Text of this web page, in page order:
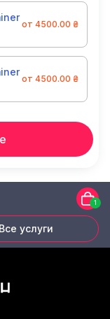
от 4500.00 ₴
от 4500.00 ₴
1
Все услуги